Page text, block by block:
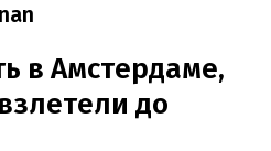
в Амстердаме,
до